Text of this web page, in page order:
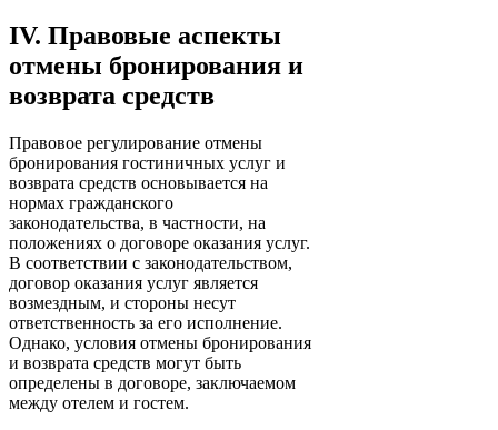
IV. Правовые аспекты
отмены бронирования и
возврата средств
Правовое регулирование отмены
бронирования гостиничных услуг и
возврата средств основывается на
нормах гражданского
законодательства, в частности, на
положениях о договоре оказания услуг.
В соответствии с законодательством,
договор оказания услуг является
возмездным, и стороны несут
ответственность за его исполнение.
Однако, условия отмены бронирования
и возврата средств могут быть
определены в договоре, заключаемом
между отелем и гостем.